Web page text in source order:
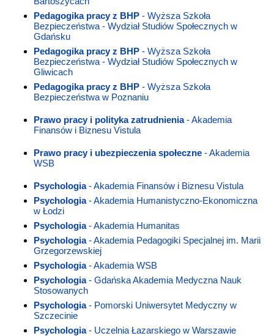
Pedagogika pracy z BHP - Wyższa Szkoła
Bezpieczeństwa - Wydział Studiów Społecznych w
Gdańsku
Pedagogika pracy z BHP - Wyższa Szkoła
Bezpieczeństwa - Wydział Studiów Społecznych w
Gliwicach
Pedagogika pracy z BHP - Wyższa Szkoła
Bezpieczeństwa w Poznaniu
Prawo pracy i polityka zatrudnienia- Akademia
Finansów i Biznesu Vistula
Prawo pracy i ubezpieczenia społeczne - Akademia
WSB
Psychologia- Akademia Finansów i Biznesu Vistula
Psychologia- Akademia Humanistyczno-Ekonomiczna
w Łodzi
Psychologia- Akademia Humanitas
Psychologia- Akademia Pedagogiki Specjalnej im. Marii
Grzegorzewskiej
Psychologia- Akademia WSB
Psychologia- Gdańska Akademia Medyczna Nauk
Stosowanych
Psychologia- Pomorski Uniwersytet Medyczny w
Szczecinie
Psychologia- Uczelnia Łazarskiego w Warszawie